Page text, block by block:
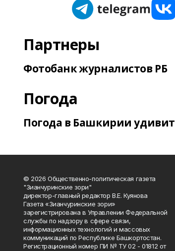
Партнеры
Фотобанк журналистов РБ
Погода
Погода в Башкирии удивит
© 2026 Общественно-политическая газета
"Зианчуринские зори"
директор-главный редактор В.Е. Куянова
Газета «Зианчуринские зори»
зарегистрирована в Управлении Федеральной
службы по надзору в сфере связи,
информационных технологий и массовых
коммуникаций по Республике Башкортостан.
Регистрационный номер ПИ № ТУ 02 - 01812 от